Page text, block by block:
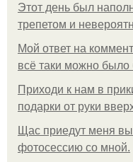
Этот день был
трепетом и
Мой ответ на
всё таки можно было
Приходи к нам в
подарки от руки
Щас приедут меня
фотосессию со мной.